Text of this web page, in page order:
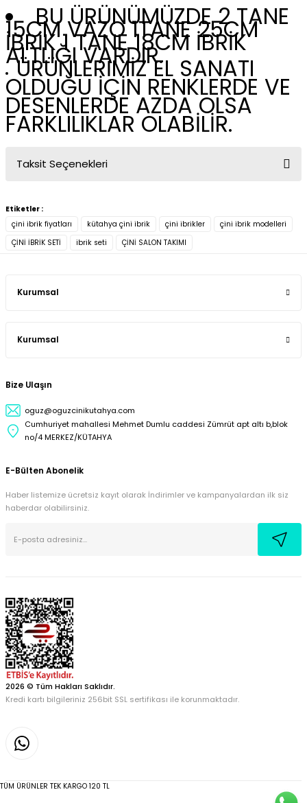
BU ÜRÜNÜMÜZDE 2 TANE
15CM VAZO 1TANE 25CM
İBRİK 1 TANE 18CM İBRİK
ALTLIĞI VARDIR.
ÜRÜNLERİMİZ EL SANATI
OLDUĞU İÇİN RENKLERDE VE
DESENLERDE AZDA OLSA
FARKLILIKLAR OLABİLİR.
Taksit Seçenekleri
Etiketler :
çini ibrik fiyatları
kütahya çini ibrik çini ibrikler
çini ibrik modelleri
ÇİNİ İBRİK SETİ
ibrik seti ÇİNİ SALON TAKIMI
Kurumsal
Kurumsal
Bize Ulaşın
oguz@oguzcinikutahya.com
Cumhuriyet mahallesi Mehmet Dumlu caddesi Zümrüt apt altı b,blok
no/4 MERKEZ/KÜTAHYA
E-Bülten Abonelik
Haber listemize ücretsiz kayıt olarak İndirimler ve kampanyalardan ilk siz
haberdar olabilirsiniz.
2026 © Tüm Hakları Saklıdır.
Kredi kartı bilgileriniz 256bit SSL sertifikası ile korunmaktadır.
TÜM ÜRÜNLER TEK KARGO 120 TL